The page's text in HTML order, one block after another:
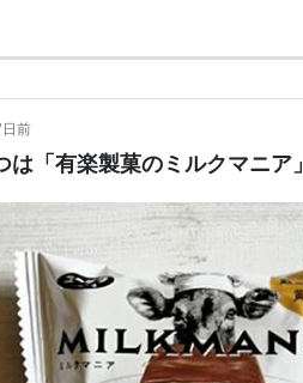
前
は「有楽製菓のミルクマニア」